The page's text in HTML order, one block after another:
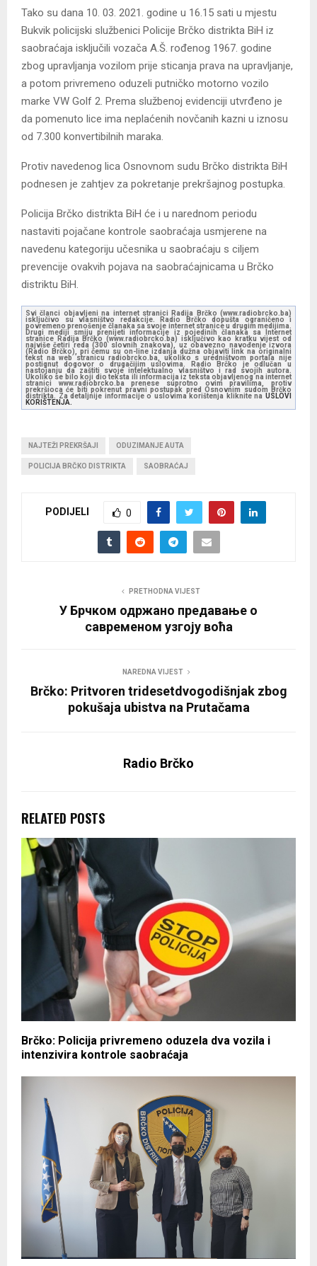
Tako su dana 10. 03. 2021. godine u 16.15 sati u mjestu
Bukvik policijski službenici Policije Brčko distrikta BiH iz
saobraćaja isključili vozača A.Š. rođenog 1967. godine
zbog upravljanja vozilom prije sticanja prava na upravljanje,
a potom privremeno oduzeli putničko motorno vozilo
marke VW Golf 2. Prema službenoj evidenciji utvrđeno je
da pomenuto lice ima neplaćenih novčanih kazni u iznosu
od 7.300 konvertibilnih maraka.
Protiv navedenog lica Osnovnom sudu Brčko distrikta BiH
podnesen je zahtjev za pokretanje prekršajnog postupka.
Policija Brčko distrikta BiH će i u narednom periodu
nastaviti pojačane kontrole saobraćaja usmjerene na
navedenu kategoriju učesnika u saobraćaju s ciljem
prevencije ovakvih pojava na saobraćajnicama u Brčko
distriktu BiH.
Svi članci objavljeni na internet stranici Radija Brčko (www.radiobrcko.ba)
isključivo su vlasništvo redakcije. Radio Brčko dopušta ograničeno i
povremeno prenošenje članaka sa svoje internet stranice u drugim medijima.
Drugi mediji smiju prenijeti informacije iz pojedinih članaka sa Internet
stranice Radija Brčko (www.radiobrcko.ba) isključivo kao kratku vijest od
najviše četiri reda (300 slovnih znakova), uz obavezno navođenje izvora
(Radio Brčko), pri čemu su on-line izdanja dužna objaviti link na originalni
tekst na web stranicu radiobrcko.ba, ukoliko s uredništvom portala nije
postignut dogovor o drugačijim uslovima. Radio Brčko je odlučan u
nastojanju da zaštiti svoje intelektualno vlasništvo i rad svojih autora.
Ukoliko se bilo koji dio teksta ili informacija iz teksta objavljenog na internet
stranici www.radiobrcko.ba prenese suprotno ovim pravilima, protiv
prekršioca će biti pokrenut pravni postupak pred Osnovnim sudom Brčko
distrikta. Za detaljnije informacije o uslovima korištenja kliknite na USLOVI
KORIŠTENJA.
NAJTEŽI PREKRŠAJI ODUZIMANJE AUTA
POLICIJA BRČKO DISTRIKTA SAOBRAĆAJ
PODIJELI 0
PRETHODNA VIJEST
У Брчком одржано предавање о
савременом узгоју воћа
NAREDNA VIJEST
Brčko: Pritvoren tridesetdvogodišnjak zbog
pokušaja ubistva na Prutačama
Radio Brčko
RELATED POSTS
Brčko: Policija privremeno oduzela dva vozila i
intenzivira kontrole saobraćaja